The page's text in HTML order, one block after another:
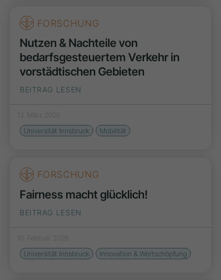
FORSCHUNG
Nutzen & Nachteile von
bedarfsgesteuertem Verkehr in
vorstädtischen Gebieten
BEITRAG LESEN
13. März 2026
Universität Innsbruck
Mobilität
FORSCHUNG
Fairness macht glücklich!
BEITRAG LESEN
10. Februar 2026
Universität Innsbruck
Innovation & Wertschöpfung